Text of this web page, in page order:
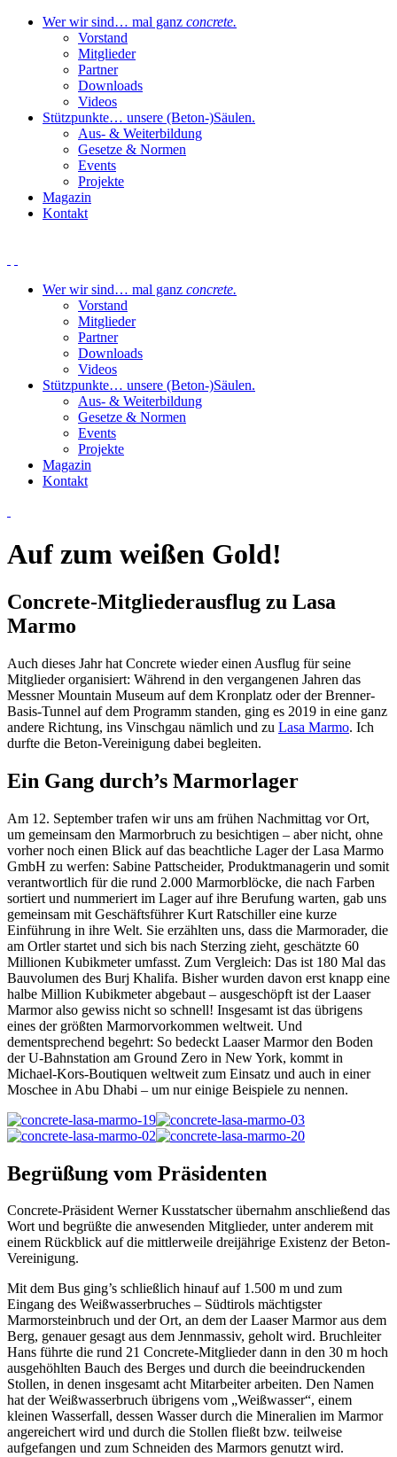
Wer wir sind… mal ganz concrete.
Vorstand
Mitglieder
Partner
Downloads
Videos
Stützpunkte… unsere (Beton-)Säulen.
Aus- & Weiterbildung
Gesetze & Normen
Events
Projekte
Magazin
Kontakt
Wer wir sind… mal ganz concrete.
Vorstand
Mitglieder
Partner
Downloads
Videos
Stützpunkte… unsere (Beton-)Säulen.
Aus- & Weiterbildung
Gesetze & Normen
Events
Projekte
Magazin
Kontakt
Auf zum weißen Gold!
Concrete-Mitgliederausflug zu Lasa
Marmo
Auch dieses Jahr hat Concrete wieder einen Ausflug für seine
Mitglieder organisiert: Während in den vergangenen Jahren das
Messner Mountain Museum auf dem Kronplatz oder der Brenner-
Basis-Tunnel auf dem Programm standen, ging es 2019 in eine ganz
andere Richtung, ins Vinschgau nämlich und zu Lasa Marmo. Ich
durfte die Beton-Vereinigung dabei begleiten.
Ein Gang durch’s Marmorlager
Am 12. September trafen wir uns am frühen Nachmittag vor Ort,
um gemeinsam den Marmorbruch zu besichtigen – aber nicht, ohne
vorher noch einen Blick auf das beachtliche Lager der Lasa Marmo
GmbH zu werfen: Sabine Pattscheider, Produktmanagerin und somit
verantwortlich für die rund 2.000 Marmorblöcke, die nach Farben
sortiert und nummeriert im Lager auf ihre Berufung warten, gab uns
gemeinsam mit Geschäftsführer Kurt Ratschiller eine kurze
Einführung in ihre Welt. Sie erzählten uns, dass die Marmorader, die
am Ortler startet und sich bis nach Sterzing zieht, geschätzte 60
Millionen Kubikmeter umfasst. Zum Vergleich: Das ist 180 Mal das
Bauvolumen des Burj Khalifa. Bisher wurden davon erst knapp eine
halbe Million Kubikmeter abgebaut – ausgeschöpft ist der Laaser
Marmor also gewiss nicht so schnell! Insgesamt ist das übrigens
eines der größten Marmorvorkommen weltweit. Und
dementsprechend begehrt: So bedeckt Laaser Marmor den Boden
der U-Bahnstation am Ground Zero in New York, kommt in
Michael-Kors-Boutiquen weltweit zum Einsatz und auch in einer
Moschee in Abu Dhabi – um nur einige Beispiele zu nennen.
Begrüßung vom Präsidenten
Concrete-Präsident Werner Kusstatscher übernahm anschließend das
Wort und begrüßte die anwesenden Mitglieder, unter anderem mit
einem Rückblick auf die mittlerweile dreijährige Existenz der Beton-
Vereinigung.
Mit dem Bus ging’s schließlich hinauf auf 1.500 m und zum
Eingang des Weißwasserbruches – Südtirols mächtigster
Marmorsteinbruch und der Ort, an dem der Laaser Marmor aus dem
Berg, genauer gesagt aus dem Jennmassiv, geholt wird. Bruchleiter
Hans führte die rund 21 Concrete-Mitglieder dann in den 30 m hoch
ausgehöhlten Bauch des Berges und durch die beeindruckenden
Stollen, in denen insgesamt acht Mitarbeiter arbeiten. Den Namen
hat der Weißwasserbruch übrigens vom „Weißwasser“, einem
kleinen Wasserfall, dessen Wasser durch die Mineralien im Marmor
angereichert wird und durch die Stollen fließt bzw. teilweise
aufgefangen und zum Schneiden des Marmors genutzt wird.